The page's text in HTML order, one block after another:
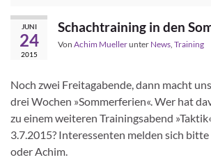
JUNI
24
2015
Schachtraining in den
Von Achim Muellerunter News Training
Noch zwei Freitagabende, dann macht
drei Wochen »Sommerferien«. Wer hat
zu einem weiteren Trainingsabend
3.7.2015? Interessenten melden sich bitte
oder Achim.